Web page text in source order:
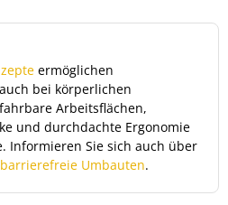
ermöglichen
bei körperlichen
Arbeitsflächen,
und durchdachte Ergonomie
Informieren Sie sich auch über
Umbauten.